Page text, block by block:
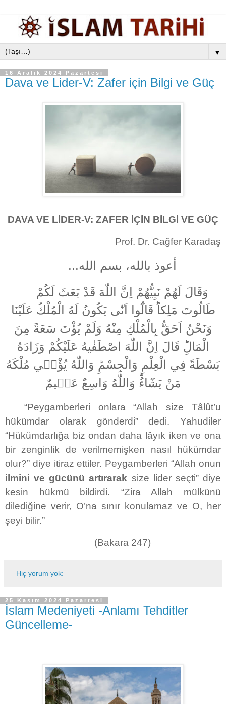
▼
16 Aralık 2024 Pazartesi
Dava ve Lider-V: Zafer için Bilgi ve Güç
DAVA VE LİDER-V: ZAFER İÇİN BİLGİ VE GÜÇ
Prof. Dr. Cağfer Karadaş
أعوذ بالله، بسم الله...
وَقَالَ لَهُمْ نَبِيُّهُمْ اِنَّ اللّٰهَ قَدْ بَعَثَ لَكُمْ
طَالُوتَ مَلِكاًؕ قَالُٓوا اَنّٰى يَكُونُ لَهُ الْمُلْكُ عَلَيْنَا
وَنَحْنُ اَحَقُّ بِالْمُلْكِ مِنْهُ وَلَمْ يُؤْتَ سَعَةً مِنَ
الْمَالِؕ قَالَ اِنَّ اللّٰهَ اصْطَفٰيهُ عَلَيْكُمْ وَزَادَهُ
بَسْطَةً فِي الْعِلْمِ وَالْجِسْمِؕ وَاللّٰهُ يُؤْتٖي مُلْكَهُ
مَنْ يَشَٓاءُؕ وَاللّٰهُ وَاسِعٌ عَلٖيمٌ
“Peygamberleri onlara “Allah size Tâlût’u
hükümdar olarak gönderdi” dedi. Yahudiler
“Hükümdarlığa biz ondan daha lâyık iken ve ona
bir zenginlik de verilmemişken nasıl hükümdar
olur?” diye itiraz ettiler. Peygamberleri “Allah onun
ilmini ve gücünü artırarak size lider seçti” diye
kesin hükmü bildirdi. “Zira Allah mülkünü
dilediğine verir, O’na sınır konulamaz ve O, her
şeyi bilir.”
(Bakara 247)
Hiç yorum yok:
25 Kasım 2024 Pazartesi
İslam Medeniyeti -Anlamı Tehditler
Güncelleme-